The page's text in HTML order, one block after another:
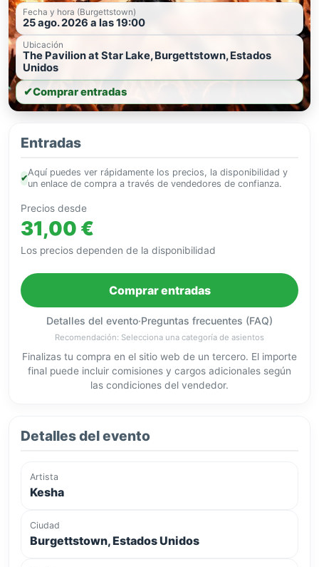
Fecha y hora (Burgettstown)
25 ago. 2026 a las 19:00
Ubicación
The Pavilion at Star Lake, Burgettstown, Estados
Unidos
✔Comprar entradas
Entradas
✔
Aquí puedes ver rápidamente los precios, la disponibilidad y
un enlace de compra a través de vendedores de confianza.
Precios desde
31,00 €
Los precios dependen de la disponibilidad
Comprar entradas
Detalles del evento·Preguntas frecuentes (FAQ)
Recomendación: Selecciona una categoría de asientos
Finalizas tu compra en el sitio web de un tercero. El importe
final puede incluir comisiones y cargos adicionales según
las condiciones del vendedor.
Detalles del evento
Artista
Kesha
Ciudad
Burgettstown, Estados Unidos